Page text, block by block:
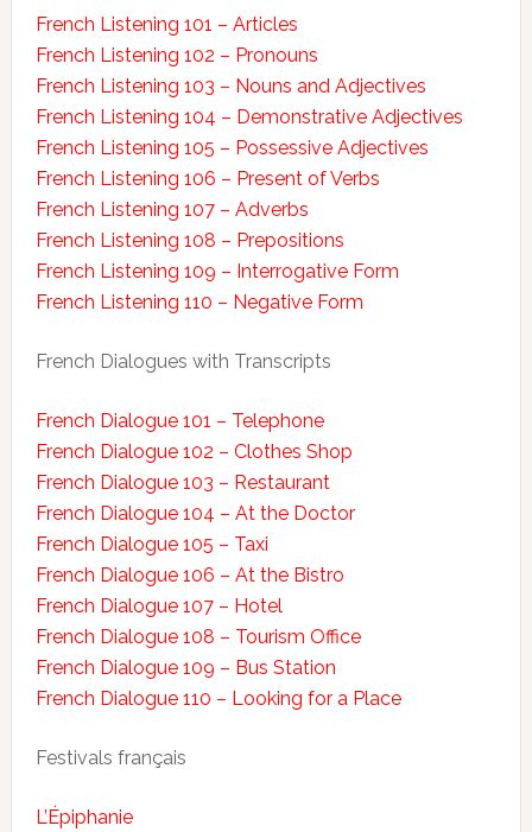
French Listening 101 – Articles
French Listening 102 – Pronouns
French Listening 103 – Nouns and Adjectives
French Listening 104 – Demonstrative Adjectives
French Listening 105 – Possessive Adjectives
French Listening 106 – Present of Verbs
French Listening 107 – Adverbs
French Listening 108 – Prepositions
French Listening 109 – Interrogative Form
French Listening 110 – Negative Form
French Dialogues with Transcripts
French Dialogue 101 – Telephone
French Dialogue 102 – Clothes Shop
French Dialogue 103 – Restaurant
French Dialogue 104 – At the Doctor
French Dialogue 105 – Taxi
French Dialogue 106 – At the Bistro
French Dialogue 107 – Hotel
French Dialogue 108 – Tourism Office
French Dialogue 109 – Bus Station
French Dialogue 110 – Looking for a Place
Festivals français
L’Épiphanie